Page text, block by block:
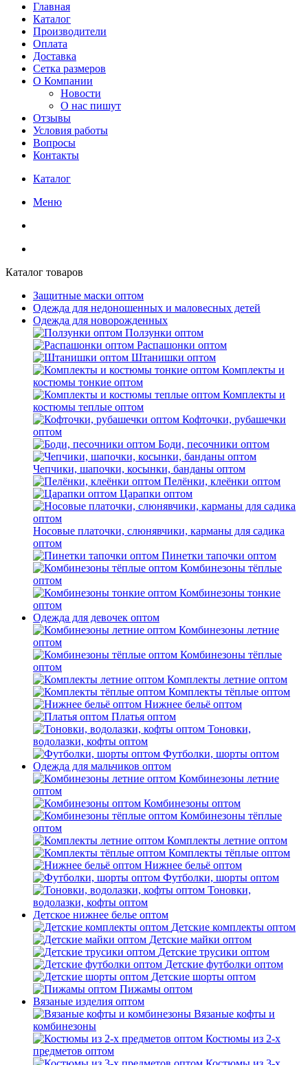
Главная
Каталог
Производители
Оплата
Доставка
Сетка размеров
О Компании
Новости
О нас пишут
Отзывы
Условия работы
Вопросы
Контакты
Каталог
Меню
Каталог товаров
Защитные маски оптом
Одежда для недоношенных и маловесных детей
Одежда для новорожденных
Ползунки оптом
Распашонки оптом
Штанишки оптом
Комплекты и
костюмы тонкие оптом
Комплекты и
костюмы теплые оптом
Кофточки, рубашечки
оптом
Боди, песочники оптом
Чепчики, шапочки, косынки, банданы оптом
Пелёнки, клеёнки оптом
Царапки оптом
Носовые платочки, слюнявчики, карманы для садика
оптом
Пинетки тапочки оптом
Комбинезоны тёплые
оптом
Комбинезоны тонкие
оптом
Одежда для девочек оптом
Комбинезоны летние
оптом
Комбинезоны тёплые
оптом
Комплекты летние оптом
Комплекты тёплые оптом
Нижнее бельё оптом
Платья оптом
Тоновки,
водолазки, кофты оптом
Футболки, шорты оптом
Одежда для мальчиков оптом
Комбинезоны летние
оптом
Комбинезоны оптом
Комбинезоны тёплые
оптом
Комплекты летние оптом
Комплекты тёплые оптом
Нижнее бельё оптом
Футболки, шорты оптом
Тоновки,
водолазки, кофты оптом
Детское нижнее белье оптом
Детские комплекты оптом
Детские майки оптом
Детские трусики оптом
Детские футболки оптом
Детские шорты оптом
Пижамы оптом
Вязаные изделия оптом
Вязаные кофты и
комбинезоны
Костюмы из 2-х
предметов оптом